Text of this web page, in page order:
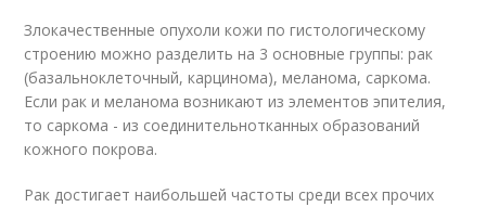
Злокачественные опухоли кожи по гистологическому
строению можно разделить на 3 основные группы: рак
(базальноклеточный, карцинома), меланома, саркома.
Если рак и меланома возникают из элементов эпителия,
то саркома - из соединительнотканных образований
кожного покрова.
Рак достигает наибольшей частоты среди всех прочих